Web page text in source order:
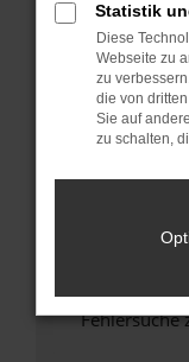
sind.
Veraltete
führen,
unterstützt
Wende
Wenn du
hast,
versuchen,
uns diesen
Fehlersuche
Statistik
Diese
Webseite zu
zu
die von
Sie auf
zu schalten,